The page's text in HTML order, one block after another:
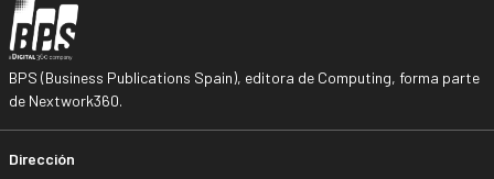
BPS (Business Publications Spain), editora de Computing, forma parte
de Nextwork360.
Dirección